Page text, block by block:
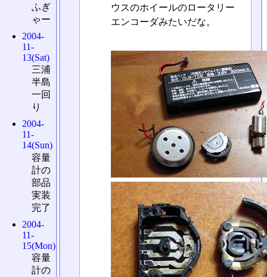
ウスのホイールのロータリー
エンコーダみたいだな。
ふぎ
ゃー
2004-
11-
13(Sat)
三浦
半島
一回
り
2004-
11-
14(Sun)
容量
計の
部品
実装
完了
2004-
11-
15(Mon)
容量
計の